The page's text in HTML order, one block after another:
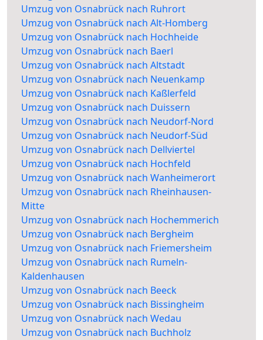
Umzug von Osnabrück nach Ruhrort
Umzug von Osnabrück nach Alt-Homberg
Umzug von Osnabrück nach Hochheide
Umzug von Osnabrück nach Baerl
Umzug von Osnabrück nach Altstadt
Umzug von Osnabrück nach Neuenkamp
Umzug von Osnabrück nach Kaßlerfeld
Umzug von Osnabrück nach Duissern
Umzug von Osnabrück nach Neudorf-Nord
Umzug von Osnabrück nach Neudorf-Süd
Umzug von Osnabrück nach Dellviertel
Umzug von Osnabrück nach Hochfeld
Umzug von Osnabrück nach Wanheimerort
Umzug von Osnabrück nach Rheinhausen-
Mitte
Umzug von Osnabrück nach Hochemmerich
Umzug von Osnabrück nach Bergheim
Umzug von Osnabrück nach Friemersheim
Umzug von Osnabrück nach Rumeln-
Kaldenhausen
Umzug von Osnabrück nach Beeck
Umzug von Osnabrück nach Bissingheim
Umzug von Osnabrück nach Wedau
Umzug von Osnabrück nach Buchholz